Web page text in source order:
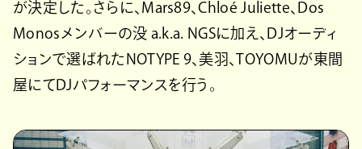
が決定した。さらに、Mars89、Chloé Juliette、Dos
Monosメンバーの没 a.k.a. NGSに加え、DJオーディ
ションで選ばれたNOTYPE 9、美羽、TOYOMUが東間
屋にてDJパフォーマンスを行う。